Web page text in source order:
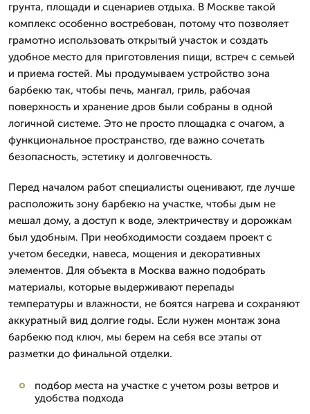
грунта, площади и сценариев отдыха. В Москве такой
комплекс особенно востребован, потому что позволяет
грамотно использовать открытый участок и создать
удобное место для приготовления пищи, встреч с семьей
и приема гостей. Мы продумываем устройство зона
барбекю так, чтобы печь, мангал, гриль, рабочая
поверхность и хранение дров были собраны в одной
логичной системе. Это не просто площадка с очагом, а
функциональное пространство, где важно сочетать
безопасность, эстетику и долговечность.
Перед началом работ специалисты оценивают, где лучше
расположить зону барбекю на участке, чтобы дым не
мешал дому, а доступ к воде, электричеству и дорожкам
был удобным. При необходимости создаем проект с
учетом беседки, навеса, мощения и декоративных
элементов. Для объекта в Москва важно подобрать
материалы, которые выдерживают перепады
температуры и влажности, не боятся нагрева и сохраняют
аккуратный вид долгие годы. Если нужен монтаж зона
барбекю под ключ, мы берем на себя все этапы от
разметки до финальной отделки.
подбор места на участке с учетом розы ветров и
удобства подхода